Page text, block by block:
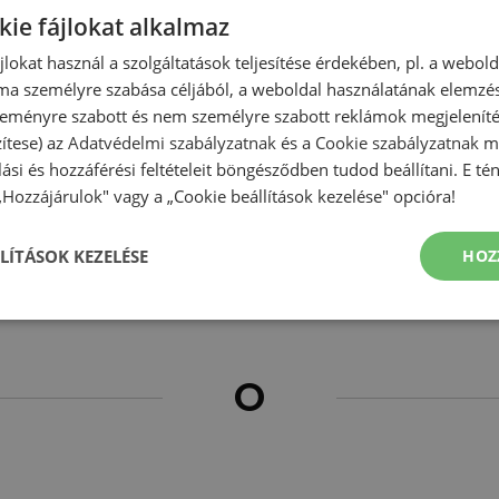
N
O
fájlokat alkalmaz
használ a szolgáltatások teljesítése érdekében, pl. a
személyre szabása céljából, a weboldal használatának
szabott és nem személyre szabott reklámok
az Adatvédelmi szabályzatnak és a Cookie szabályzatnak
és hozzáférési feltételeit böngésződben tudod beállítani. E
vagy a „Cookie beállítások kezelése" opcióra!
KEZELÉSE